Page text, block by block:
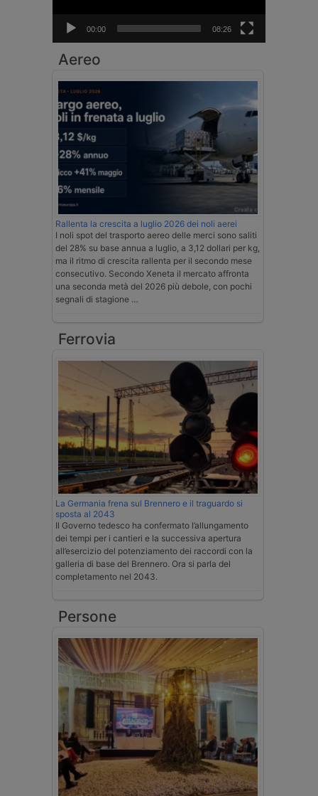
00:00 08:26
Aereo
Rallenta la crescita a luglio 2026 dei noli aerei
I noli spot del trasporto aereo delle merci sono saliti
del 28% su base annua a luglio, a 3,12 dollari per kg,
ma il ritmo di crescita rallenta per il secondo mese
consecutivo. Secondo Xeneta il mercato affronta
una seconda metà del 2026 più debole, con pochi
segnali di stagione …
Ferrovia
La Germania frena sul Brennero e il traguardo si
sposta al 2043
Il Governo tedesco ha confermato l’allungamento
dei tempi per i cantieri e la successiva apertura
all’esercizio del potenziamento dei raccordi con la
galleria di base del Brennero. Ora si parla del
completamento nel 2043.
Persone